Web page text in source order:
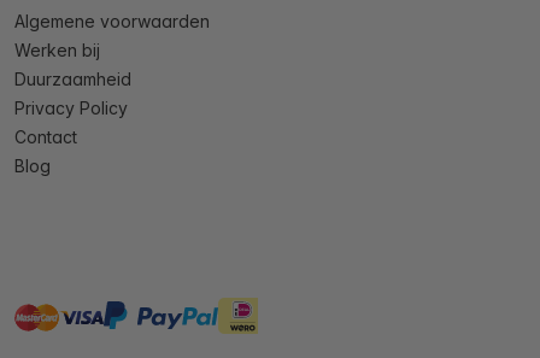
Algemene voorwaarden
Werken bij
Duurzaamheid
Privacy Policy
Contact
Blog
mastervisa paypal ideal